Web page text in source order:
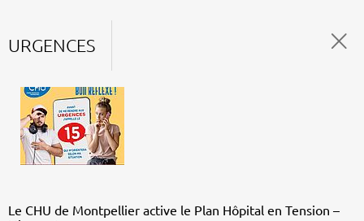
URGENCES
Le CHU de Montpellier active le Plan Hôpital en Tension –